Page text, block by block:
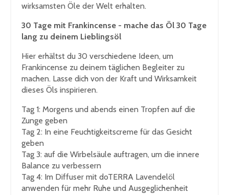
wirksamsten Öle der Welt erhalten.
30 Tage mit Frankincense - mache das Öl 30 Tage
lang zu deinem Lieblingsöl
Hier erhältst du 30 verschiedene Ideen, um
Frankincense zu deinem täglichen Begleiter zu
machen. Lasse dich von der Kraft und Wirksamkeit
dieses Öls inspirieren.
Tag 1: Morgens und abends einen Tropfen auf die
Zunge geben
Tag 2: In eine Feuchtigkeitscreme für das Gesicht
geben
Tag 3: auf die Wirbelsäule auftragen, um die innere
Balance zu verbessern
Tag 4: Im Diffuser mit doTERRA Lavendelöl
anwenden für mehr Ruhe und Ausgeglichenheit